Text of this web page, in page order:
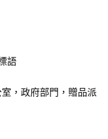
語
，政府部門，贈品派